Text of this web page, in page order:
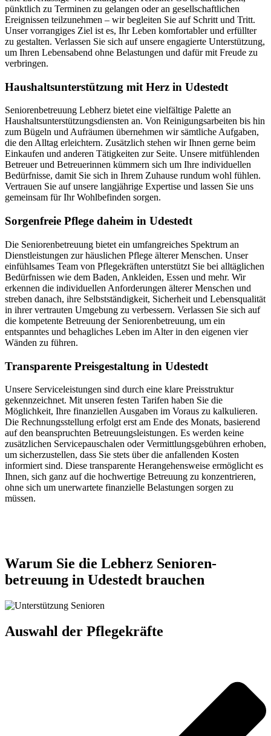
pünktlich zu Terminen zu gelangen oder an gesellschaftlichen
Ereignissen teilzunehmen – wir begleiten Sie auf Schritt und Tritt.
Unser vorrangiges Ziel ist es, Ihr Leben komfortabler und erfüllter
zu gestalten. Verlassen Sie sich auf unsere engagierte Unterstützung,
um Ihren Lebensabend ohne Belastungen und dafür mit Freude zu
verbringen.
Haushalts­unterstützung mit Herz in Udestedt
Seniorenbetreuung Lebherz bietet eine vielfältige Palette an
Haushaltsunterstützungsdiensten an. Von Reinigungsarbeiten bis hin
zum Bügeln und Aufräumen übernehmen wir sämtliche Aufgaben,
die den Alltag erleichtern. Zusätzlich stehen wir Ihnen gerne beim
Einkaufen und anderen Tätigkeiten zur Seite. Unsere mitfühlenden
Betreuer und Betreuerinnen kümmern sich um Ihre individuellen
Bedürfnisse, damit Sie sich in Ihrem Zuhause rundum wohl fühlen.
Vertrauen Sie auf unsere langjährige Expertise und lassen Sie uns
gemeinsam für Ihr Wohlbefinden sorgen.
Sorgenfreie Pflege daheim in Udestedt
Die Seniorenbetreuung bietet ein umfangreiches Spektrum an
Dienstleistungen zur häuslichen Pflege älterer Menschen. Unser
einfühlsames Team von Pflegekräften unterstützt Sie bei alltäglichen
Bedürfnissen wie dem Baden, Ankleiden, Essen und mehr. Wir
erkennen die individuellen Anforderungen älterer Menschen und
streben danach, ihre Selbstständigkeit, Sicherheit und Lebensqualität
in ihrer vertrauten Umgebung zu verbessern. Verlassen Sie sich auf
die kompetente Betreuung der Seniorenbetreuung, um ein
entspanntes und behagliches Leben im Alter in den eigenen vier
Wänden zu führen.
Transparente Preisgestaltung in Udestedt
Unsere Serviceleistungen sind durch eine klare Preisstruktur
gekennzeichnet. Mit unseren festen Tarifen haben Sie die
Möglichkeit, Ihre finanziellen Ausgaben im Voraus zu kalkulieren.
Die Rechnungsstellung erfolgt erst am Ende des Monats, basierend
auf den beanspruchten Betreuungsleistungen. Es werden keine
zusätzlichen Servicepauschalen oder Vermittlungsgebühren erhoben,
um sicherzustellen, dass Sie stets über die anfallenden Kosten
informiert sind. Diese transparente Herangehensweise ermöglicht es
Ihnen, sich ganz auf die hochwertige Betreuung zu konzentrieren,
ohne sich um unerwartete finanzielle Belastungen sorgen zu
müssen.
Warum Sie die Lebherz Senioren­
betreuung in Udestedt brauchen
Auswahl der Pflegekräfte